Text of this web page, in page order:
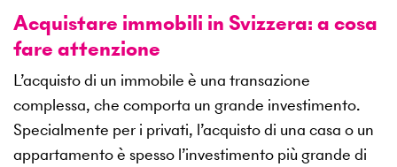
Acquistare immobili in Svizzera: a cosa
fare attenzione
L’acquisto di un immobile è una transazione
complessa, che comporta un grande investimento.
Specialmente per i privati, l’acquisto di una casa o un
appartamento è spesso l’investimento più grande di